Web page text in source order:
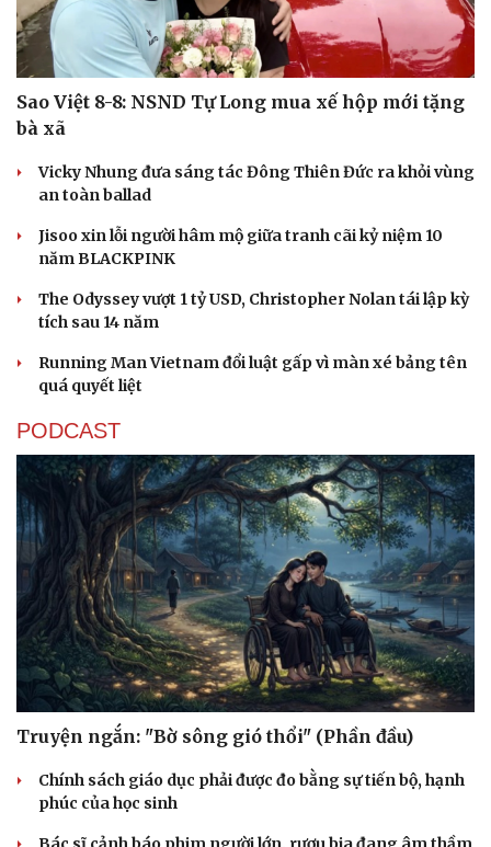
Du lịch
Tư vấn
Săn Tour
check-in
Podcast
Câu chuyện thời sự
Đọc truyện đêm khuya
Cửa sổ tình yêu
Kể chuyện cho bé
Sao Việt 8-8: NSND Tự Long mua xế hộp mới tặng
bà xã
Vicky Nhung đưa sáng tác Đông Thiên Đức ra khỏi vùng
an toàn ballad
Jisoo xin lỗi người hâm mộ giữa tranh cãi kỷ niệm 10
năm BLACKPINK
The Odyssey vượt 1 tỷ USD, Christopher Nolan tái lập kỳ
tích sau 14 năm
Running Man Vietnam đổi luật gấp vì màn xé bảng tên
quá quyết liệt
PODCAST
Truyện ngắn: "Bờ sông gió thổi" (Phần đầu)
Chính sách giáo dục phải được đo bằng sự tiến bộ, hạnh
phúc của học sinh